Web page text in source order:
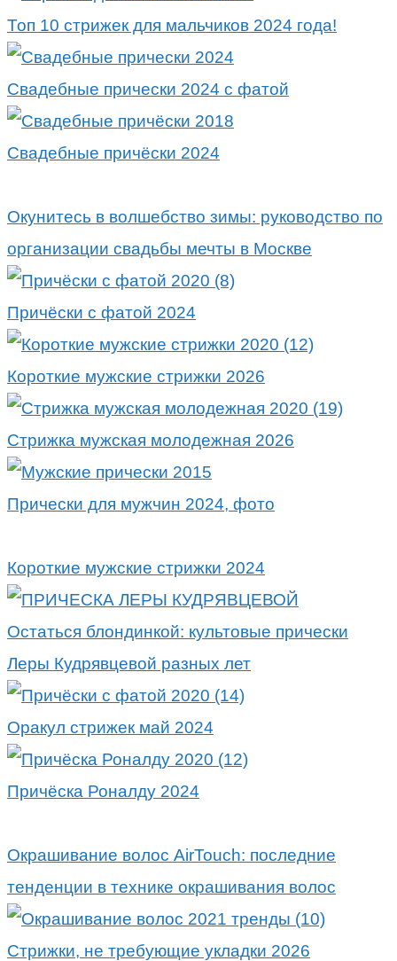
Топ 10 стрижек для мальчиков 2024 года!
Свадебные прически 2024 с фатой
Свадебные причёски 2024
Окунитесь в волшебство зимы: руководство по
организации свадьбы мечты в Москве
Причёски с фатой 2024
Короткие мужские стрижки 2026
Стрижка мужская молодежная 2026
Прически для мужчин 2024, фото
Короткие мужские стрижки 2024
Остаться блондинкой: культовые прически
Леры Кудрявцевой разных лет
Оракул стрижек май 2024
Причёска Роналду 2024
Окрашивание волос AirTouch: последние
тенденции в технике окрашивания волос
Стрижки, не требующие укладки 2026